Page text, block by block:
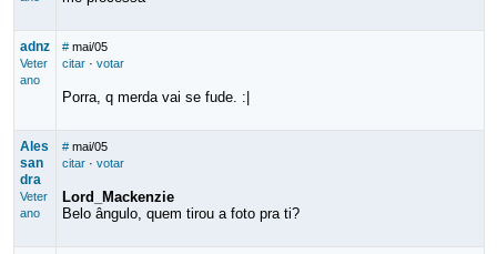
adnz
Veter
ano
# mai/05
citar· votar
Porra, q merda vai se fude. :|
Ales
san
dra
Veter
ano
# mai/05
citar· votar
Lord_Mackenzie
Belo ângulo, quem tirou a foto pra ti?